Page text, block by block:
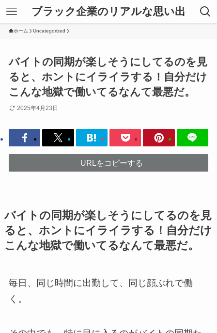
ブラック企業のリアルな思い出
ホーム Uncategorized
バイトの同期が楽しそうにしてるのを見
ると、ホントにイライラする！自分だけ
こんな地獄で働いてるなんて最悪だ。
2025年4月23日
URLをコピーする
バイトの同期が楽しそうにしてるのを見
ると、ホントにイライラする！自分だけ
こんな地獄で働いてるなんて最悪だ。
毎日、同じ時間に出勤して、同じ顔ぶれで働
く。